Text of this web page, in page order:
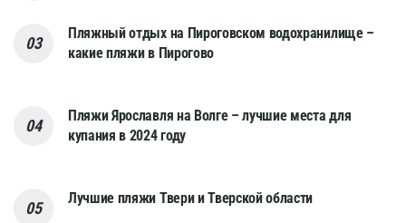
Пляжный отдых на Пироговском водохранилище –
какие пляжи в Пирогово
Пляжи Ярославля на Волге – лучшие места для
купания в 2024 году
Лучшие пляжи Твери и Тверской области